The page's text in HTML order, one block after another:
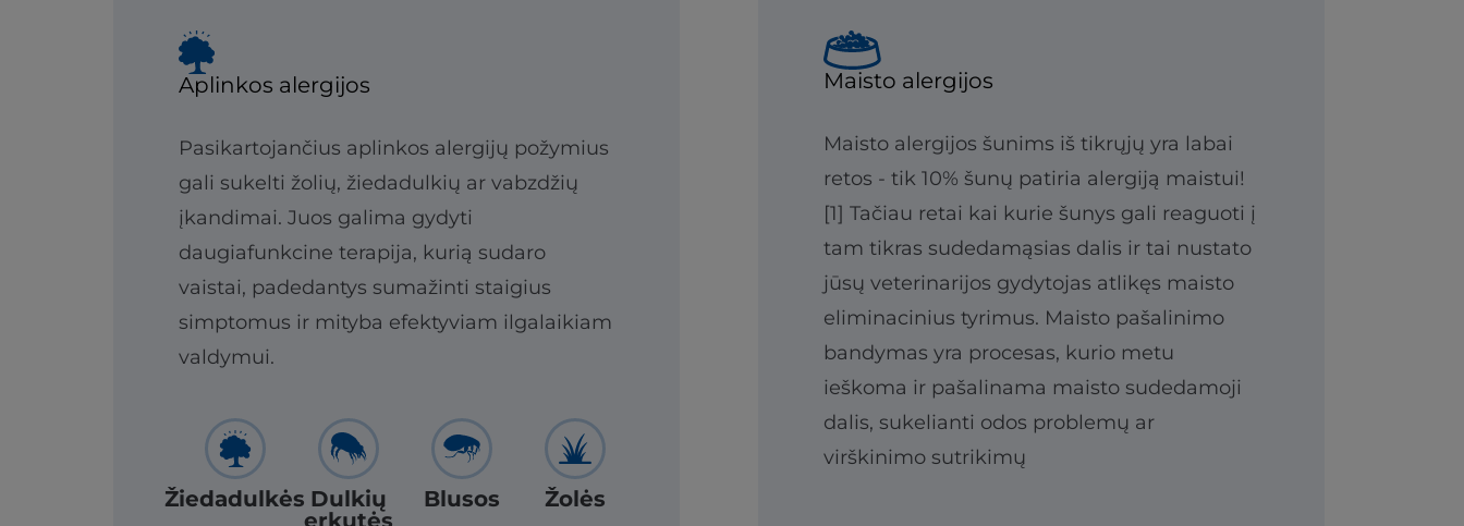
Aplinkos alergijos
Pasikartojančius aplinkos alergijų požymius
gali sukelti žolių, žiedadulkių ar vabzdžių
įkandimai. Juos galima gydyti
daugiafunkcine terapija, kurią sudaro
vaistai, padedantys sumažinti staigius
simptomus ir mityba efektyviam ilgalaikiam
valdymui.
Žiedadulkės Dulkių
erkutės
Blusos Žolės
Maisto alergijos
Maisto alergijos šunims iš tikrųjų yra labai
retos - tik 10% šunų patiria alergiją maistui!
[1] Tačiau retai kai kurie šunys gali reaguoti į
tam tikras sudedamąsias dalis ir tai nustato
jūsų veterinarijos gydytojas atlikęs maisto
eliminacinius tyrimus. Maisto pašalinimo
bandymas yra procesas, kurio metu
ieškoma ir pašalinama maisto sudedamoji
dalis, sukelianti odos problemų ar
virškinimo sutrikimų